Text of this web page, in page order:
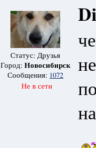
Статус: Друзья
Город: Новосибирск
Сообщения: 1072
Не в сети